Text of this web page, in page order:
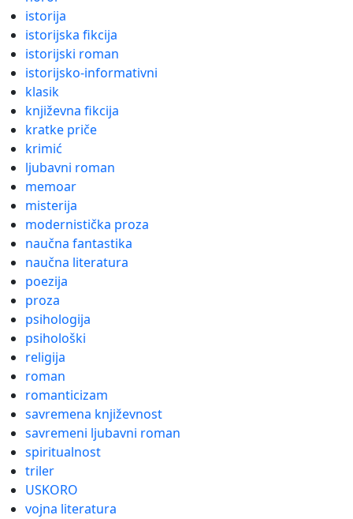
istorija
istorijska fikcija
istorijski roman
istorijsko-informativni
klasik
književna fikcija
kratke priče
krimić
ljubavni roman
memoar
misterija
modernistička proza
naučna fantastika
naučna literatura
poezija
proza
psihologija
psihološki
religija
roman
romanticizam
savremena književnost
savremeni ljubavni roman
spiritualnost
triler
USKORO
vojna literatura